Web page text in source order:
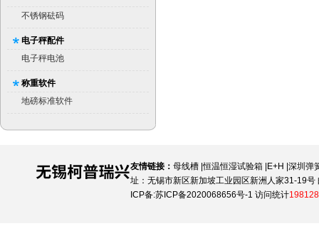
不锈钢砝码
电子秤配件
电子秤电池
称重软件
地磅标准软件
友情链接： 母线槽 |恒温恒湿试验箱 E+H 深圳弹
址：无锡市新区新加坡工业园区新洲人家31-19号
ICP备:苏ICP备2020068656号-1 访问统计198128